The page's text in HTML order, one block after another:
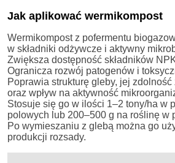
Jak aplikować wermikompost
Wermikompost z pofermentu
w składniki odżywcze i aktywny
Zwiększa dostępność składników
Ogranicza rozwój patogenów i
Poprawia strukturę gleby, jej
oraz wpływ na aktywność
Stosuje się go w ilości 1–2 tony/ha w
polowych lub 200–500 g na roślinę w
Po wymieszaniu z glebą można go
produkcji rozsady.